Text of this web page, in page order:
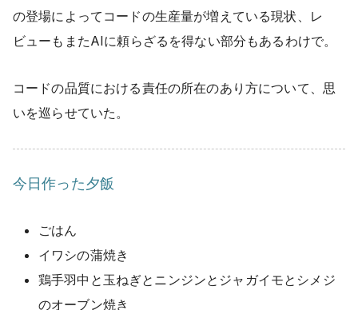
の登場によってコードの生産量が増えている現状、レ
ビューもまたAIに頼らざるを得ない部分もあるわけで。
コードの品質における責任の所在のあり方について、思
いを巡らせていた。
今日作った夕飯
ごはん
イワシの蒲焼き
鶏手羽中と玉ねぎとニンジンとジャガイモとシメジ
のオーブン焼き